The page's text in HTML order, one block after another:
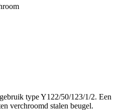
type Y122/50/123/1/2. Een
verchroomd stalen beugel.